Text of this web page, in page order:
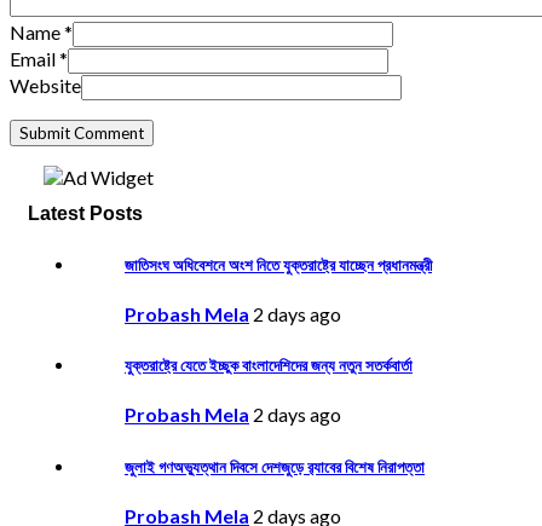
Name*
Email*
Website
Latest Posts
জাতিসংঘ অধিবেশনে অংশ নিতে যুক্তরাষ্ট্রে যাচ্ছেন প্রধানমন্ত্রী
Probash Mela 2 days ago
যুক্তরাষ্ট্রে যেতে ইচ্ছুক বাংলাদেশিদের জন্য নতুন সতর্কবার্তা
Probash Mela 2 days ago
জুলাই গণঅভ্যুত্থান দিবসে দেশজুড়ে র‌্যাবের বিশেষ নিরাপত্তা
Probash Mela 2 days ago